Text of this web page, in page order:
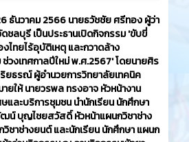
ธันวาคม 2566 นายศิรเมศร์ พัชรา
วยการวิทยาลัยเทคนิคพัทยา ได้มอบ
ทวัน เที่ยงธรรม รองผู้อำนวยการฝ่าย
ายเรืองยศ รัตนพงษ์ รองผู้อำนวยการ
ะความร่วมมือ เข้าร่วมพิธีเปิดศูนย์อาชีวะ
วยประชาชน ในช่วงเทศกาลปีใหม่ 2567